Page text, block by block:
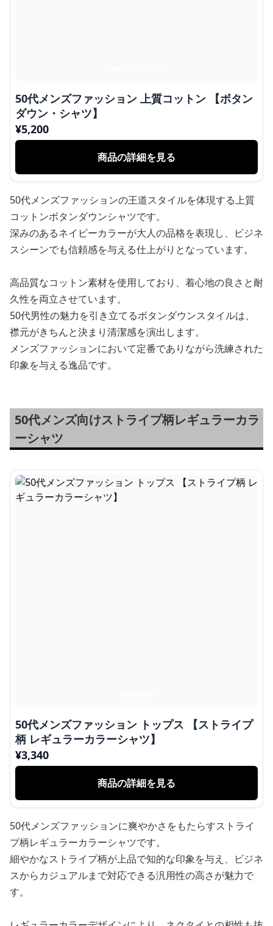
50代メンズファッション 上質コットン 【ボタン
ダウン・シャツ】
¥5,200
商品の詳細を見る
50代メンズファッションの王道スタイルを体現する上質
コットンボタンダウンシャツです。
深みのあるネイビーカラーが大人の品格を表現し、ビジネ
スシーンでも信頼感を与える仕上がりとなっています。
高品質なコットン素材を使用しており、着心地の良さと耐
久性を両立させています。
50代男性の魅力を引き立てるボタンダウンスタイルは、
襟元がきちんと決まり清潔感を演出します。
メンズファッションにおいて定番でありながら洗練された
印象を与える逸品です。
50代メンズ向けストライプ柄レギュラーカラ
ーシャツ
50代メンズファッション トップス 【ストライプ
柄 レギュラーカラーシャツ】
¥3,340
商品の詳細を見る
50代メンズファッションに爽やかさをもたらすストライ
プ柄レギュラーカラーシャツです。
細やかなストライプ柄が上品で知的な印象を与え、ビジネ
スからカジュアルまで対応できる汎用性の高さが魅力で
す。